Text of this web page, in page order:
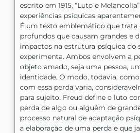
escrito em 1915, “Luto e
experiências psíquicas
É um texto emblemático que trata
profundos que causam grandes e
impactos na estrutura psíquica do
experimenta. Ambos envolvem a
objeto amado, seja uma pessoa,
identidade. O modo, todavia,
com essa perda varia,
para sujeito. Freud define o luto
perda de algo ou alguém de
processo natural de adaptação
a elaboração de uma perda e que